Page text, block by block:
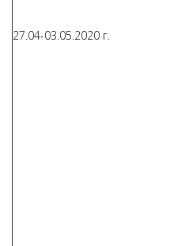
27.04-03.05.2020 г.